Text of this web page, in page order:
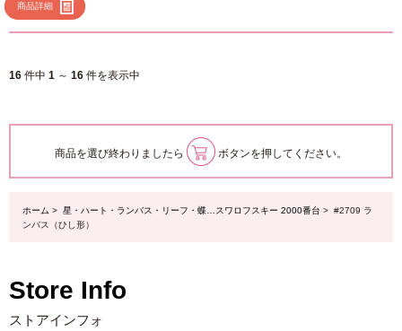
商品詳細
16 件中 1 ～ 16 件を表示中
商品を選び終わりましたら ボタンを押してください。
ホーム > 星・ハート・ランバス・リーフ・蝶…スワロフスキー 2000番台 > #2709 ラ
ンバス（ひし形）
Store Info
ストアインフォ